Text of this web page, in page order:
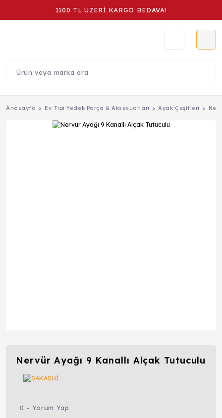
1100 TL ÜZERİ KARGO BEDAVA!
Anasayfa Ev Tipi Yedek Parça & Aksesuarları Ayak Çeşitleri
Nervür Ayağı 9 Kanallı Alçak Tutuculu
0 - Yorum Yap